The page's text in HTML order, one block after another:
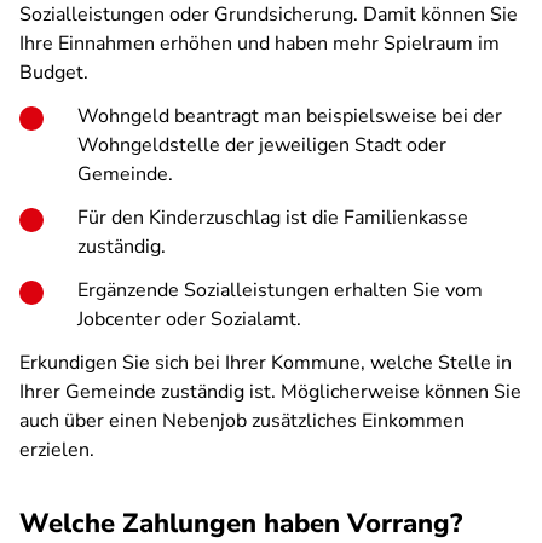
Sozialleistungen oder Grundsicherung. Damit können Sie
Ihre Einnahmen erhöhen und haben mehr Spielraum im
Budget.
Wohngeld beantragt man beispielsweise bei der
Wohngeldstelle der jeweiligen Stadt oder
Gemeinde.
Für den Kinderzuschlag ist die Familienkasse
zuständig.
Ergänzende Sozialleistungen erhalten Sie vom
Jobcenter oder Sozialamt.
Erkundigen Sie sich bei Ihrer Kommune, welche Stelle in
Ihrer Gemeinde zuständig ist. Möglicherweise können Sie
auch über einen Nebenjob zusätzliches Einkommen
erzielen.
Welche Zahlungen haben Vorrang?